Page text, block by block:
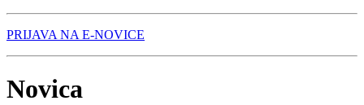
PRIJAVA NA E-NOVICE
Novica